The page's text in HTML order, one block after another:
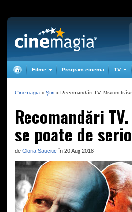
Filme Program cinema TV
Recomandări
se poate de
de Gloria Sauciuc în 20 Aug 2018
Cinemagia > Ştiri > Recomandări TV. Misiuni